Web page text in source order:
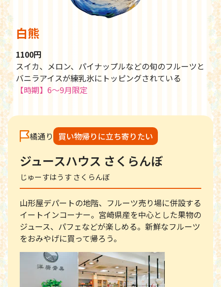
白熊
1100円
スイカ、メロン、パイナップルなどの旬のフルーツと
バニラアイスが練乳氷にトッピングされている
【時期】6〜9月限定
橘通り 買い物帰りに立ち寄りたい
ジュースハウス さくらんぼ
じゅーすはうす さくらんぼ
山形屋デパートの地階、フルーツ売り場に併設する
イートインコーナー。宮崎県産を中心とした果物の
ジュース、パフェなどが楽しめる。新鮮なフルーツ
をおみやげに買って帰ろう。